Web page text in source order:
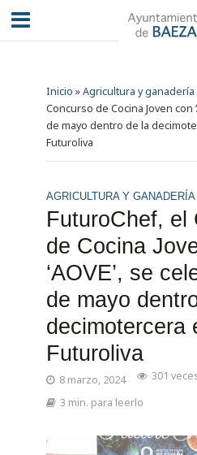
Inicio »Agricultura y ganadería
Concurso de Cocina Joven con
de mayo dentro de la
Futuroliva
AGRICULTURA Y GANADERÍA
FuturoChef, el
de Cocina
‘AOVE’, se
de mayo
decimotercera
Futuroliva
8 marzo, 2024
301
3 min. para leerlo